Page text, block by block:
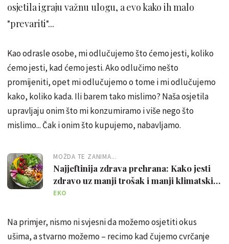
osjetila igraju važnu ulogu, a evo kako ih malo
"prevariti"...
Kao odrasle osobe, mi odlučujemo što ćemo jesti, koliko
ćemo jesti, kad ćemo jesti. Ako odlučimo nešto
promijeniti, opet mi odlučujemo o tome i mi odlučujemo
kako, koliko kada. Ili barem tako mislimo? Naša osjetila
upravljaju onim što mi konzumiramo i više nego što
mislimo... Čak i onim što kupujemo, nabavljamo.
MOŽDA TE ZANIMA...
Najjeftinija zdrava prehrana: Kako jesti
zdravo uz manji trošak i manji klimatski
utjecaj
EKO
Na primjer, nismo ni svjesni da možemo osjetiti okus
ušima, a stvarno možemo – recimo kad čujemo cvrčanje